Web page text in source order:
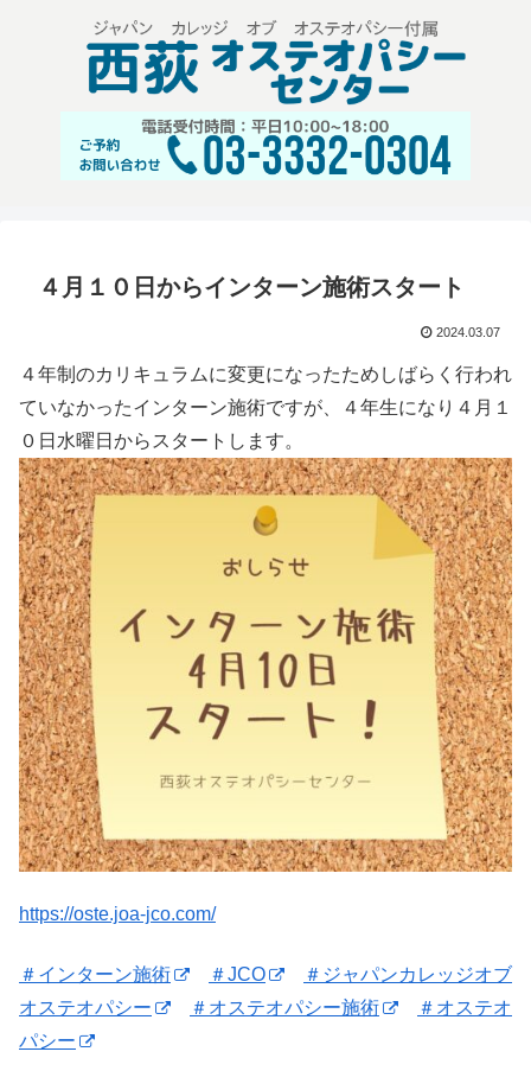
４月１０日からインターン施術スタート
2024.03.07
４年制のカリキュラムに変更になったためしばらく行われ
ていなかったインターン施術ですが、４年生になり４月１
０日水曜日からスタートします。
https://oste.joa-jco.com/
＃インターン施術 ＃JCO
＃ジャパンカレッジオブ
オステオパシー
＃オステオパシー施術
＃オステオ
パシー